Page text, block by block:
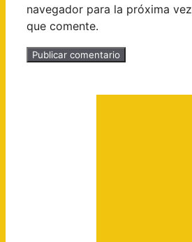
navegador para la próxima vez
que comente.